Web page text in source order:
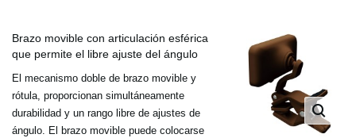
Brazo movible con articulación esférica
que permite el libre ajuste del ángulo
El mecanismo doble de brazo movible y
rótula, proporcionan simultáneamente
durabilidad y un rango libre de ajustes de
ángulo. El brazo movible puede colocarse